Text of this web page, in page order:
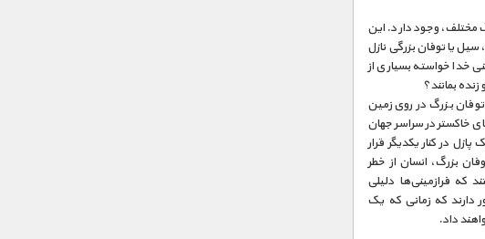
مختلف، وجود دارد. این
یا توفان بزرگی نازل
خدا خواسته بسیاری از
بمانند؟
بزرگ در روی زمین
خاکستر در سراسر جهان
در کنار یکدیگر قرار
بزرگ، انسان از خطر
که فرازمینی‌ها دلیلی
دارند که زمانی که یک
داد.